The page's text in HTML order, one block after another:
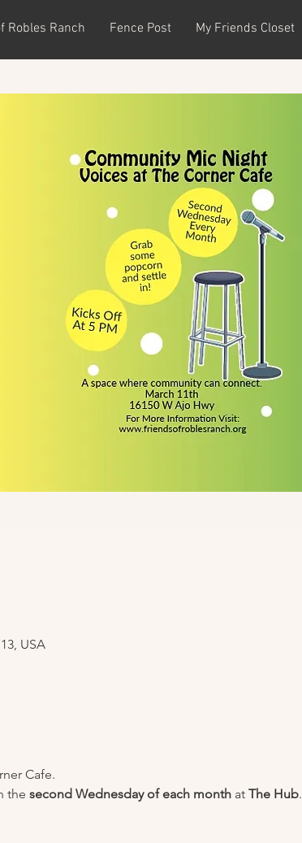
Robles Ranch Fence Post My Friends Closet
USA
Cafe.
the second Wednesday of each month at The Hub.